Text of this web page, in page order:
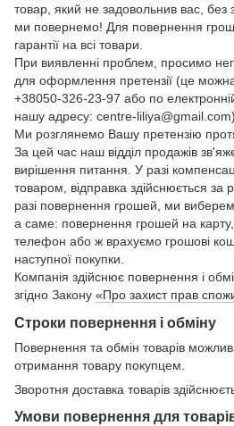
товар, який не задовольнив вас, без
ми повернемо! Для повернення
гарантії на всі товари.
При виявленні проблем, просимо
для оформлення претензії (це
+38050-326-23-97 або по
нашу адресу: centre-liliya@gmail.com).
Ми розглянемо Вашу претензію
За цей час наш відділ продажів
вирішення питання. У разі
товаром, відправка здійснюється за
разі повернення грошей, ми
а саме: повернення грошей на
телефон або ж врахуємо грошові
наступної покупки.
Компанія здійснює повернення і
згідно Закону «Про захист прав
Строки повернення і обміну
Повернення та обмін товарів
отримання товару покупцем.
Зворотня доставка товарів
Умови повернення для